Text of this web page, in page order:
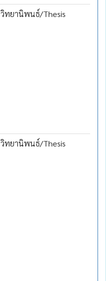
วิทยานิพนธ์/Thesis
วิทยานิพนธ์/Thesis